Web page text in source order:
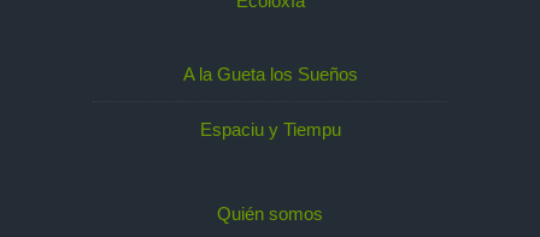
A la Gueta los Sueños
Espaciu y Tiempu
Quién somos